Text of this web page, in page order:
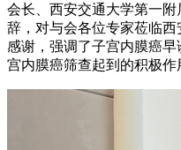
会长、西安交通大学第一
辞，对与会各位专家莅临
感谢，强调了子宫内膜癌
宫内膜癌筛查起到的积极作